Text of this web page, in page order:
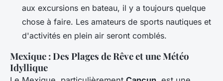
aux excursions en bateau, il y a toujours quelque
chose à faire. Les amateurs de sports nautiques et
d'activités en plein air seront comblés.
Mexique : Des Plages de Rêve et une Météo
Idyllique